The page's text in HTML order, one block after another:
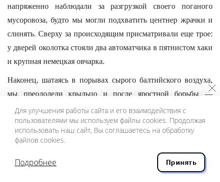
напряженно наблюдали за разгрузкой своего поганого
мусоровоза, будто мы могли подхватить центнер жрачки и
слинять. Сверху за происходящим присматривали еще трое:
у дверей околотка стояли два автоматчика в пятнистом хаки
и крупная немецкая овчарка.
Наконец, шатаясь в порывах сырого балтийского воздуха,
мы преодолели крыльцо и после яростной борьбы —
Лешкин рюкзак не пролезал в дверь — оказались в
сумеречном коридоре. По-деревенски скрипели половицы.
— Сюда, сюда, — поманил нас незнакомый полицейский.
Он стоял у открытой двери, и хилый уличный свет,
Для улучшения работы сайта и его взаимодействия с
пользователями мы используем файлы cookies. Продолжая
использовать наш сайт, Вы соглашаетесь на обработку
файлов cookies.
Подробнее Принять